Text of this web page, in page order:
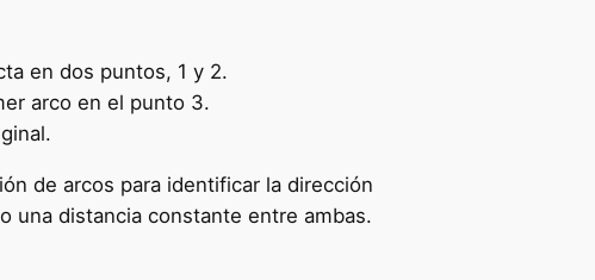
en dos puntos, 1 y 2.
arco en el punto 3.
de arcos para identificar la dirección
una distancia constante entre ambas.